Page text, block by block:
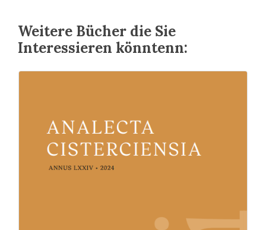
Weitere Bücher die Sie
Interessieren könntenn: